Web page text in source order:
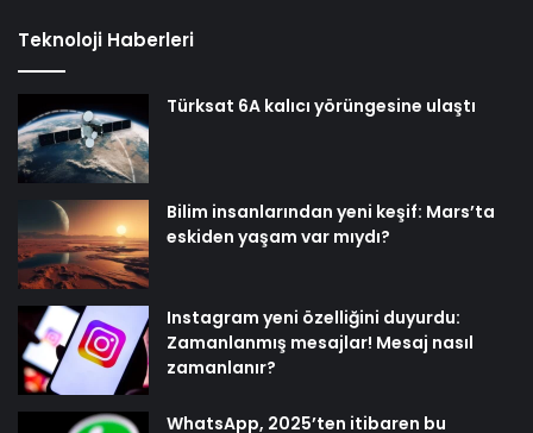
Teknoloji Haberleri
Türksat 6A kalıcı yörüngesine ulaştı
Bilim insanlarından yeni keşif: Mars’ta
eskiden yaşam var mıydı?
Instagram yeni özelliğini duyurdu:
Zamanlanmış mesajlar! Mesaj nasıl
zamanlanır?
WhatsApp, 2025’ten itibaren bu